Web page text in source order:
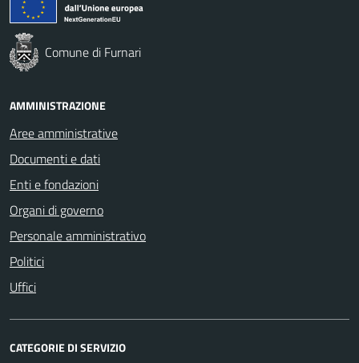
Comune di Furnari
AMMINISTRAZIONE
Aree amministrative
Documenti e dati
Enti e fondazioni
Organi di governo
Personale amministrativo
Politici
Uffici
CATEGORIE DI SERVIZIO